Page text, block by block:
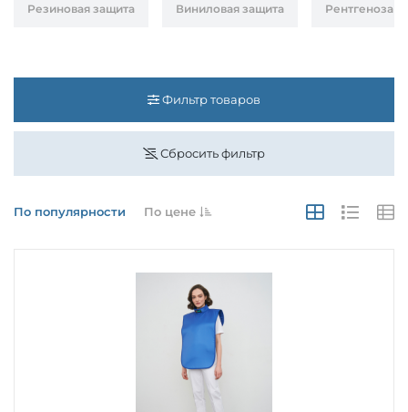
Резиновая защита Виниловая защита
Фильтр товаров
Сбросить фильтр
По популярности По цене